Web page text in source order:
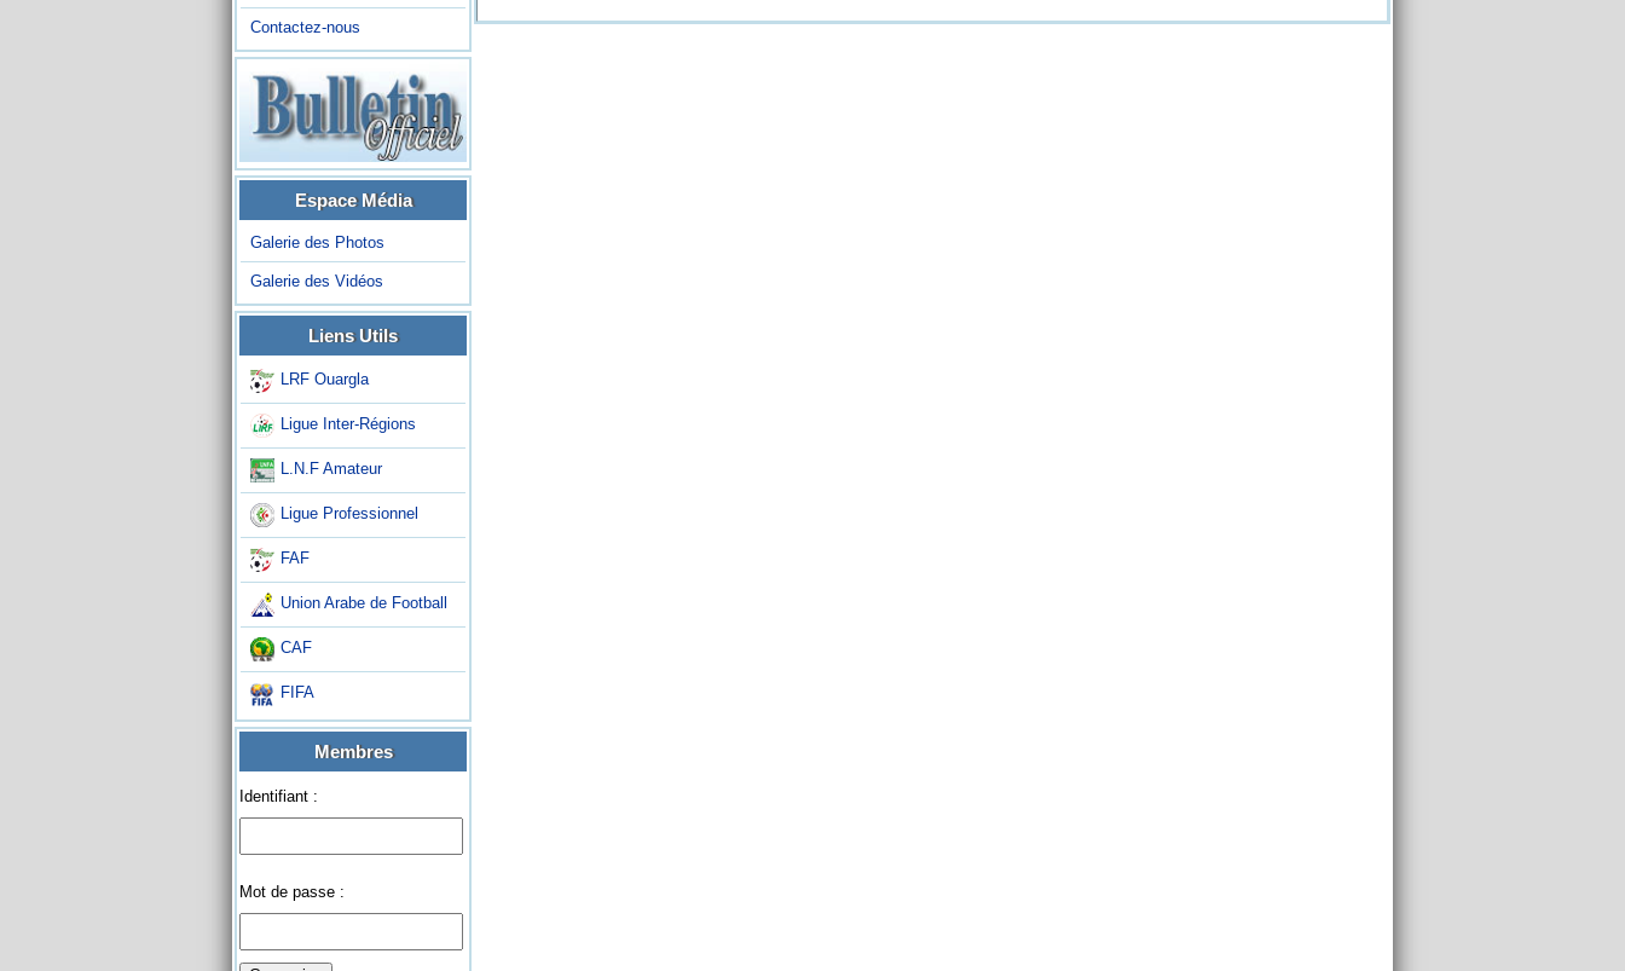
Contactez-nous
Espace Média
Galerie des Photos
Galerie des Vidéos
Liens Utils
LRF Ouargla
Ligue Inter-Régions
L.N.F Amateur
Ligue Professionnel
FAF
Union Arabe de Football
CAF
FIFA
Membres
Identifiant :
Mot de passe :